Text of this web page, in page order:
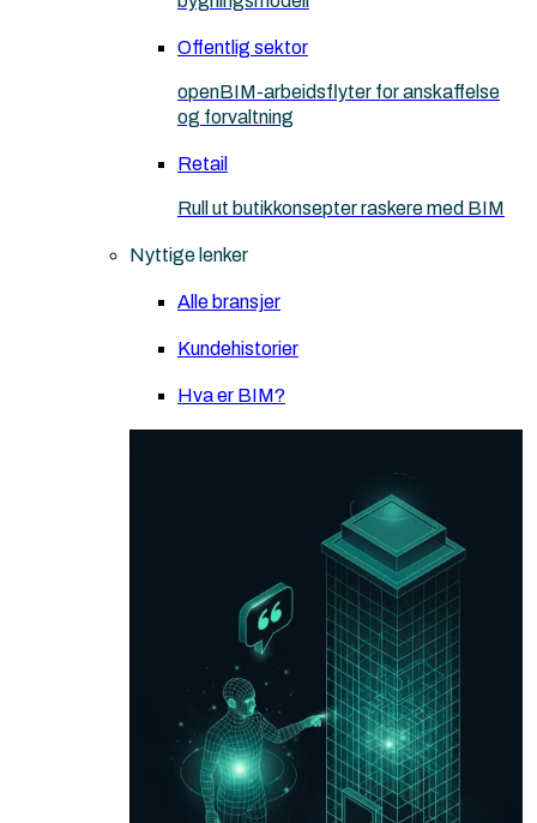
Offentlig sektor
openBIM-arbeidsflyter for anskaffelse
og forvaltning
Retail
Rull ut butikkonsepter raskere med BIM
Nyttige lenker
Alle bransjer
Kundehistorier
Hva er BIM?